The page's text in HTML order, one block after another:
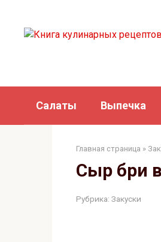
контенту
Салаты Выпечка
Главная страница »
Сыр бри
Рубрика: Закуски